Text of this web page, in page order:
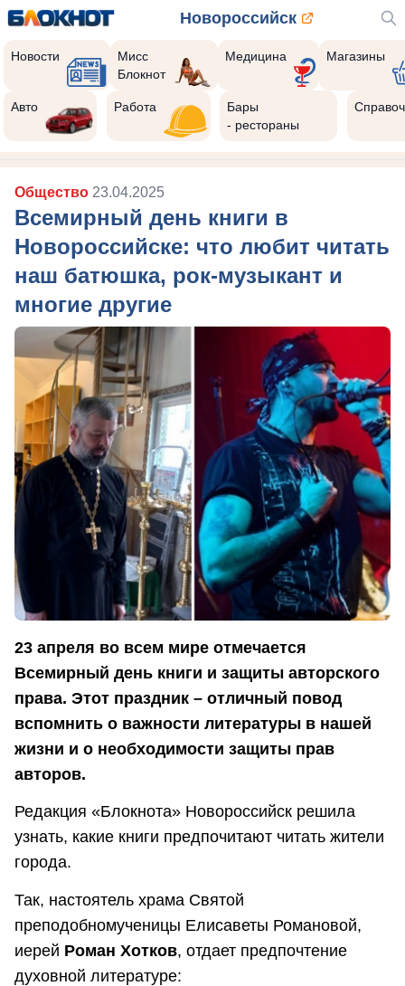
Новороссийск
Новости
Мисс
Блокнот
Медицина Магазины
Авто Работа
Бары
- рестораны
Общество 23.04.2025
Всемирный день книги в
Новороссийске: что любит читать
наш батюшка, рок-музыкант и
многие другие
23 апреля во всем мире отмечается
Всемирный день книги и защиты авторского
права. Этот праздник – отличный повод
вспомнить о важности литературы в нашей
жизни и о необходимости защиты прав
авторов.
Редакция «Блокнота» Новороссийск решила
узнать, какие книги предпочитают читать жители
города.
Так, настоятель храма Святой
преподобномученицы Елисаветы Романовой,
иерей Роман Хотков, отдает предпочтение
духовной литературе: